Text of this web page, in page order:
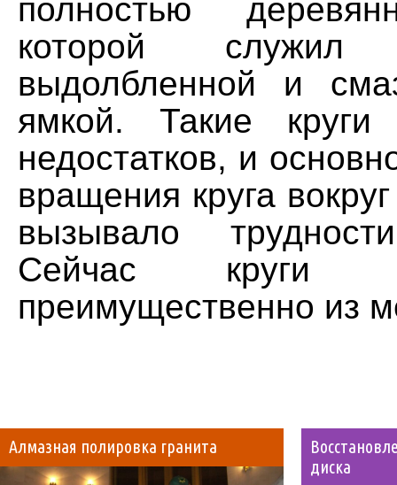
полностью
которой
выдолбленной и
ямкой. Такие
недостатков, и
вращения круга
вызывало
Сейчас круги
преимущественно из
Алмазная полировка гранита
диска